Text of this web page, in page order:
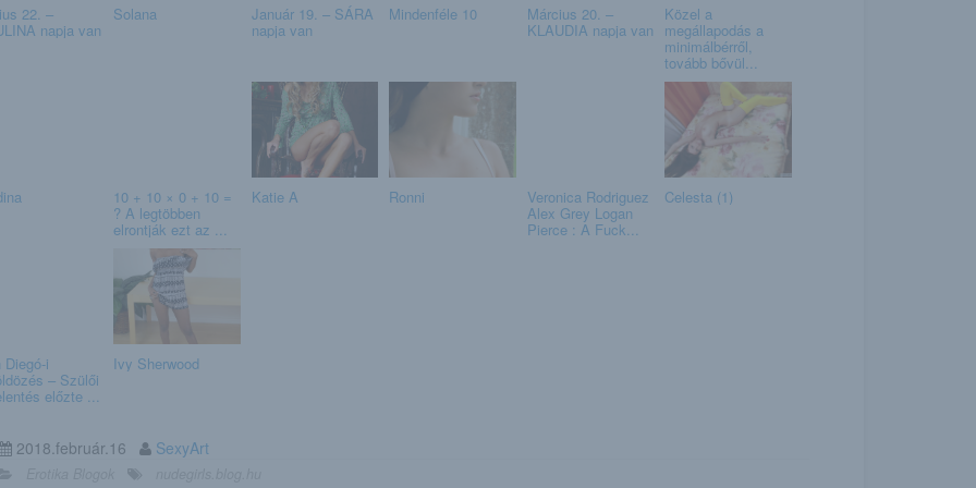
22. –
napja van
Solana Január 19. – SÁRA
napja van
Mindenféle 10 Március 20. –
KLAUDIA napja van
Közel a
megállapodás a
minimálbérről,
tovább bővül...
10 + 10 × 0 + 10 =
? A legtöbben
elrontják ezt az ...
Katie A Ronni Veronica Rodriguez
Alex Grey Logan
Pierce : A Fuck...
Celesta (1)
Diegó-i
– Szülői
előzte ...
Ivy Sherwood
2018.február.16 SexyArt